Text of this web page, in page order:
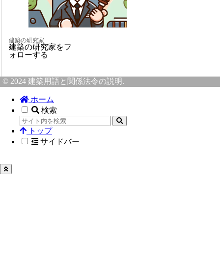
建築の研究家
建築の研究家をフ
ォローする
© 2024 建築用語と関係法令の説明.
ホーム
検索
トップ
サイドバー